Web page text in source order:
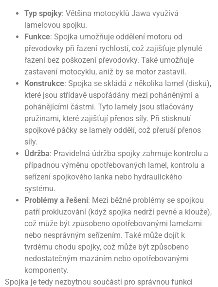
Typ spojky: Většina motocyklů Jawa využívá
lamelovou spojku.
Funkce: Spojka umožňuje oddělení motoru od
převodovky při řazení rychlostí, což zajišťuje plynulé
řazení bez poškození převodovky. Také umožňuje
zastavení motocyklu, aniž by se motor zastavil.
Konstrukce: Spojka se skládá z několika lamel (disků),
které jsou střídavě uspořádány mezi poháněnými a
pohánějícími částmi. Tyto lamely jsou stlačovány
pružinami, které zajišťují přenos síly. Při stisknutí
spojkové páčky se lamely oddělí, což přeruší přenos
síly.
Údržba: Pravidelná údržba spojky zahrnuje kontrolu a
případnou výměnu opotřebovaných lamel, kontrolu a
seřízení spojkového lanka nebo hydraulického
systému.
Problémy a řešení: Mezi běžné problémy se spojkou
patří prokluzování (když spojka nedrží pevně a klouže),
což může být způsobeno opotřebovanými lamelami
nebo nesprávným seřízením. Také může dojít k
tvrdému chodu spojky, což může být způsobeno
nedostatečným mazáním nebo opotřebovanými
komponenty.
Spojka je tedy nezbytnou součástí pro správnou funkci